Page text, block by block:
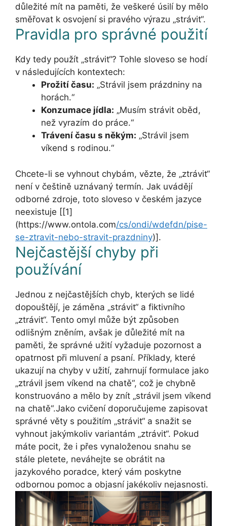
důležité mít na paměti, že veškeré úsilí by mělo
směřovat k osvojení si pravého výrazu „strávit“.
Pravidla pro správné použití
Kdy tedy použít „strávit“? Tohle sloveso se hodí
v následujících kontextech:
Prožití času: „Strávil jsem prázdniny na
horách.“
Konzumace jídla: „Musím strávit oběd,
než vyrazím do práce.“
Trávení času s někým: „Strávil jsem
víkend s rodinou.“
Chcete-li se vyhnout chybám, vězte, že „ztrávit“
není v češtině uznávaný termín. Jak uvádějí
odborné zdroje, toto sloveso v českém jazyce
neexistuje [[1]
(https://www.ontola.com/cs/ondi/wdefdn/pise-
se-ztravit-nebo-stravit-prazdniny)].
Nejčastější chyby při
používání
Jednou z nejčastějších chyb, kterých se lidé
dopouštějí, je záměna „strávit“ a fiktivního
„ztrávit“. Tento omyl může být způsoben
odlišným zněním, avšak je důležité mít na
paměti, že správné užití vyžaduje pozornost a
opatrnost při mluvení a psaní. Příklady, které
ukazují na chyby v užití, zahrnují formulace jako
„ztrávil jsem víkend na chatě“, což je chybně
konstruováno a mělo by znít „strávil jsem víkend
na chatě“.Jako cvičení doporučujeme zapisovat
správné věty s použitím „strávit“ a snažit se
vyhnout jakýmkoliv variantám „ztrávit“. Pokud
máte pocit, že i přes vynaloženou snahu se
stále pletete, neváhejte se obrátit na
jazykového poradce, který vám poskytne
odbornou pomoc a objasní jakékoliv nejasnosti.